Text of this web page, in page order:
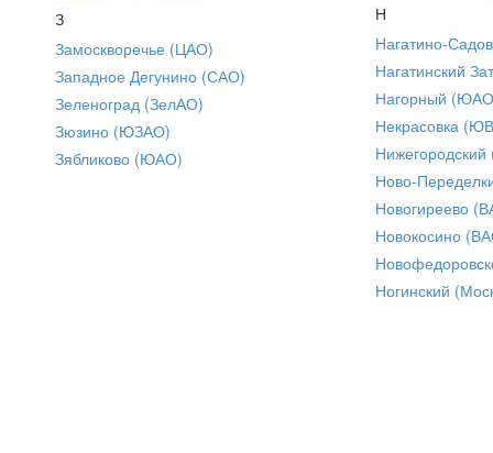
З
Замоскворечье (ЦАО)
Западное Дегунино (САО)
Зеленоград (ЗелАО)
Зюзино (ЮЗАО)
Зябликово (ЮАО)
Н
Нагатино-
Нагатинский
Нагорный
Некрасовка
Ново-
Новогиреево
Новокосино
Ногинский